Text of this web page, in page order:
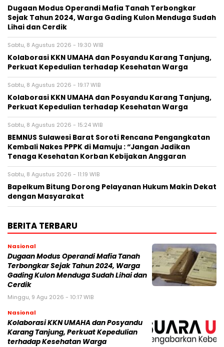
Dugaan Modus Operandi Mafia Tanah Terbongkar
Sejak Tahun 2024, Warga Gading Kulon Menduga Sudah
Lihai dan Cerdik
Sabtu, 8 Agustus 2026 - 19:30 WIB
Kolaborasi KKN UMAHA dan Posyandu Karang Tanjung,
Perkuat Kepedulian terhadap Kesehatan Warga
Sabtu, 8 Agustus 2026 - 19:17 WIB
Kolaborasi KKN UMAHA dan Posyandu Karang Tanjung,
Perkuat Kepedulian terhadap Kesehatan Warga
Sabtu, 8 Agustus 2026 - 15:24 WIB
BEMNUS Sulawesi Barat Soroti Rencana Pengangkatan
Kembali Nakes PPPK di Mamuju : “Jangan Jadikan
Tenaga Kesehatan Korban Kebijakan Anggaran
Sabtu, 8 Agustus 2026 - 11:19 WIB
Bapelkum Bitung Dorong Pelayanan Hukum Makin Dekat
dengan Masyarakat
BERITA TERBARU
Nasional
Dugaan Modus Operandi Mafia Tanah
Terbongkar Sejak Tahun 2024, Warga
Gading Kulon Menduga Sudah Lihai dan
Cerdik
Minggu, 9 Agu 2026 - 10:17 WIB
Nasional
Kolaborasi KKN UMAHA dan Posyandu
Karang Tanjung, Perkuat Kepedulian
terhadap Kesehatan Warga